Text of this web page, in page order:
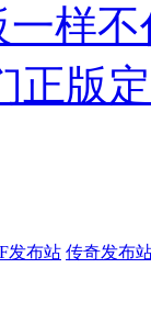
样
正版
发布站 传奇发布